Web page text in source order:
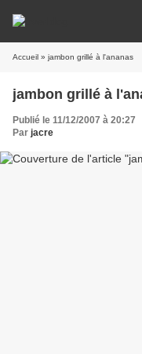
Accueil » jambon grillé à l'ananas
jambon grillé à
Publié le 11/12/2007 à 20:27
Par jacre